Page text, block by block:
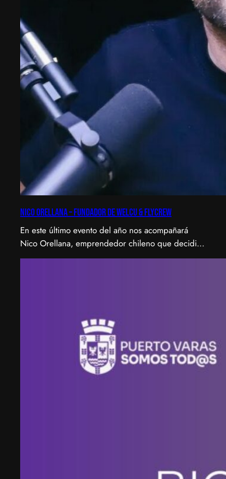
Nico Orellana – Fundador de Welcu & Flycrew
En este último evento del año nos acompañará
Nico Orellana, emprendedor chileno que decidió
no ser gerente, sino constructor de impacto.
acelerada por 500 Startups en Silicon Valley.